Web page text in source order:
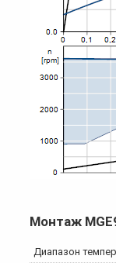
Монтаж
Диапазон